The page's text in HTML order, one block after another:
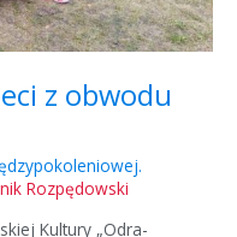
z obwodu
Rozpędowski
Kultury „Odra-